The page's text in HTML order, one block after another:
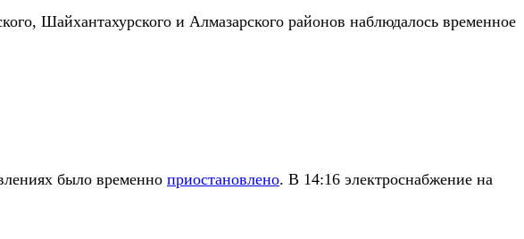
Шайхантахурского и Алмазарского районов наблюдалось временное
было временно приостановлено. В 14:16 электроснабжение на